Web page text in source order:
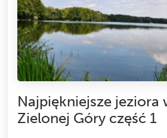
Najpiękniejsze jeziora
Zielonej Góry część 1